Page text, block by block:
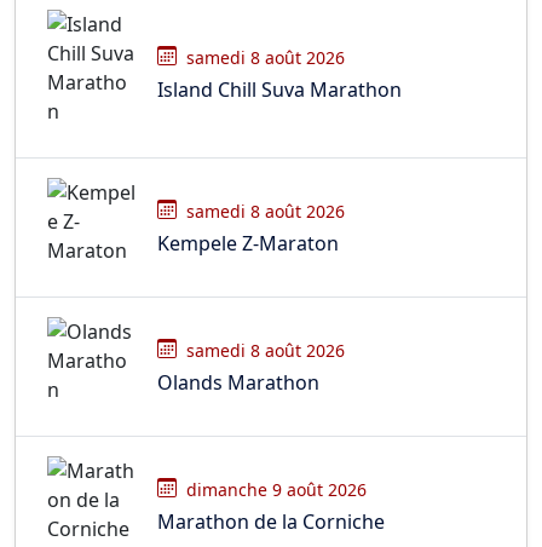
samedi 8 août 2026
Island Chill Suva Marathon
samedi 8 août 2026
Kempele Z-Maraton
samedi 8 août 2026
Olands Marathon
dimanche 9 août 2026
Marathon de la Corniche